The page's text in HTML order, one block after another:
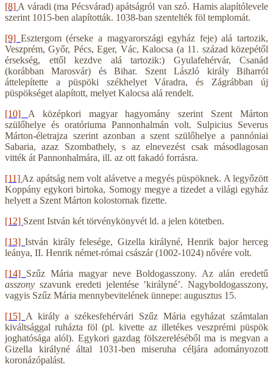
[8] A váradi (ma Pécsvárad) apátságról van szó. Hamis alapítólevele
szerint 1015-ben alapították. 1038-ban szentelték föl templomát.
[9] Esztergom (érseke a magyarországi egyház feje) alá tartozik,
Veszprém, Győr, Pécs, Eger, Vác, Kalocsa (a 11. század közepétől
érsekség, ettől kezdve alá tartozik:) Gyulafehérvár, Csanád
(korábban Marosvár) és Bihar. Szent László király Biharról
áttelepítette a püspöki székhelyet Váradra, és Zágrábban új
püspökséget alapított, melyet Kalocsa alá rendelt.
[10] A középkori magyar hagyomány szerint Szent Márton
szülőhelye és oratóriuma Pannonhalmán volt. Sulpicius Severus
Márton-életrajza szerint azonban a szent szülőhelye a pannóniai
Sabaria, azaz Szombathely, s az elnevezést csak másodlagosan
vitték át Pannonhalmára, ill. az ott fakadó forrásra.
[11] Az apátság nem volt alávetve a megyés püspöknek. A legyőzött
Koppány egykori birtoka, Somogy megye a tizedet a világi egyház
helyett a Szent Márton kolostornak fizette.
[12] Szent István két törvénykönyvét ld. a jelen kötetben.
[13]István király felesége, Gizella királyné, Henrik bajor herceg
leánya, II. Henrik német-római császár (1002-1024) nővére volt.
[14] Szűz Mária magyar neve Boldogasszony. Az alán eredetű
asszony szavunk eredeti jelentése ’királyné’. Nagyboldogasszony,
vagyis Szűz Mária mennybevitelének ünnepe: augusztus 15.
[15] A király a székesfehérvári Szűz Mária egyházat számtalan
kiváltsággal ruházta föl (pl. kivette az illetékes veszprémi püspök
joghatósága alól). Egykori gazdag fölszereléséből ma is megvan a
Gizella királyné által 1031-ben miseruha céljára adományozott
koronázópalást.